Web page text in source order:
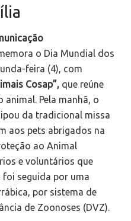
o Dia Mundial dos
feira (4), com
Cosap”, que reúne
Pela manhã, o
da tradicional missa
aos pets abrigados na
ao Animal
e voluntários que
foi seguida por uma
por sistema de
de Zoonoses (DVZ).